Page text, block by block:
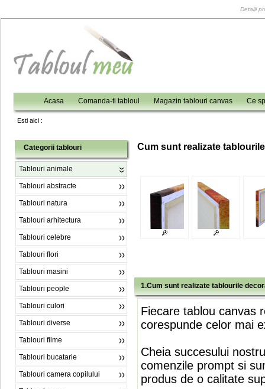
Detalii
Acasa Comanda-ti tabloul Magazin tablouri canvas Ce
Esti aici :
Categorii tablouri
Tablouri animale
Tablouri abstracte
Tablouri natura
Tablouri arhitectura
Tablouri celebre
Tablouri flori
Tablouri masini
Tablouri people
Tablouri culori
Tablouri diverse
Tablouri filme
Tablouri bucatarie
Tablouri camera copilului
Cum sunt realizate
1.Cum sunt realizate tablourile
Fiecare tablou canvas
corespunde celor mai
Cheia succesului
comenzile prompt si
produs de o calitate